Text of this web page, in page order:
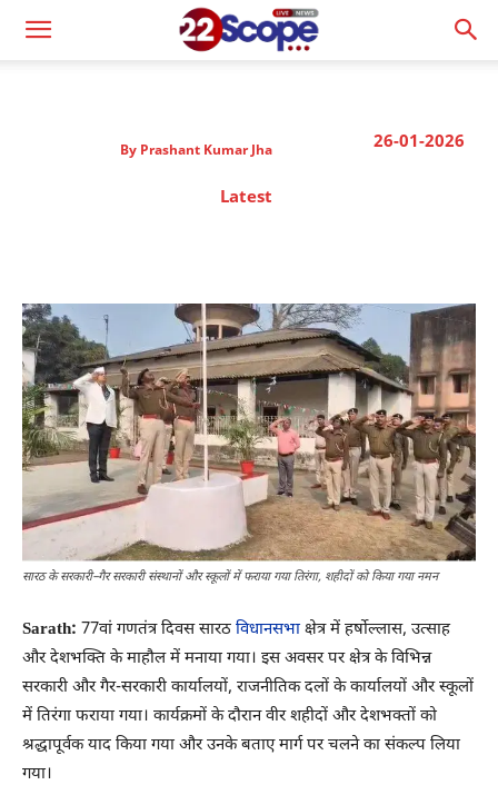
26-01-2026
By Prashant Kumar Jha
Latest
सारठ के सरकारी–गैर सरकारी संस्थानों और स्कूलों में फराया गया तिरंगा, शहीदों को किया गया नमन
Sarath: 77वां गणतंत्र दिवस सारठ विधानसभाक्षेत्र में हर्षोल्लास, उत्साह
और देशभक्ति के माहौल में मनाया गया। इस अवसर पर क्षेत्र के विभिन्न
सरकारी और गैर-सरकारी कार्यालयों, राजनीतिक दलों के कार्यालयों और स्कूलों
में तिरंगा फराया गया। कार्यक्रमों के दौरान वीर शहीदों और देशभक्तों को
श्रद्धापूर्वक याद किया गया और उनके बताए मार्ग पर चलने का संकल्प लिया
गया।